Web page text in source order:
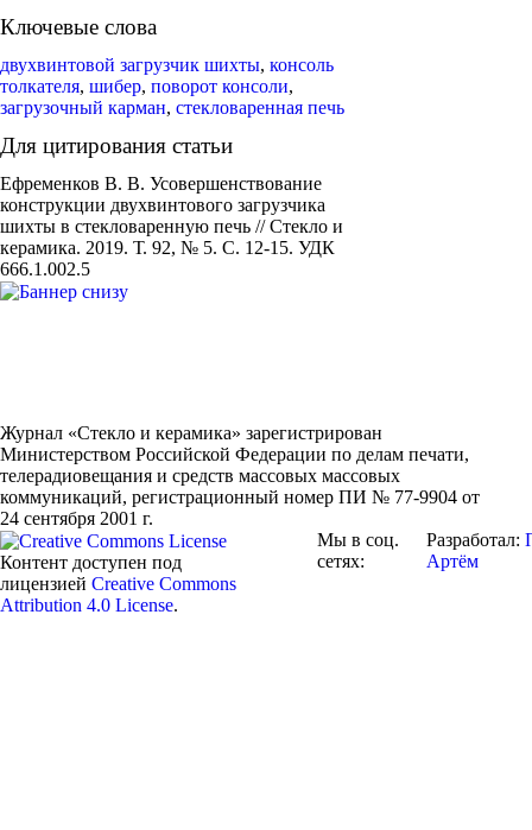
Ключевые слова
двухвинтовой загрузчик шихты, консоль
толкателя, шибер, поворот консоли,
загрузочный карман, стекловаренная печь
Для цитирования статьи
Ефременков В. В. Усовершенствование
конструкции двухвинтового загрузчика
шихты в стекловаренную печь // Стекло и
керамика. 2019. Т. 92, № 5. С. 12-15. УДК
666.1.002.5
Журнал «Стекло и керамика» зарегистрирован
Министерством Российской Федерации по делам печати,
телерадиовещания и средств массовых массовых
коммуникаций, регистрационный номер ПИ № 77-9904 от
24 сентября 2001 г.
Контент доступен под
лицензией Creative Commons
Attribution 4.0 License.
Мы в соц.
сетях:
Разработал:
Артём